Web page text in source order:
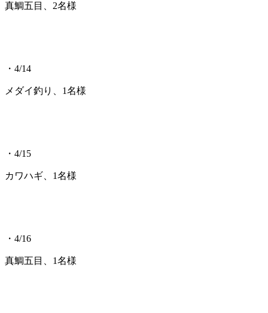
真鯛五目、2名様
・4/14
メダイ釣り、1名様
・4/15
カワハギ、1名様
・4/16
真鯛五目、1名様